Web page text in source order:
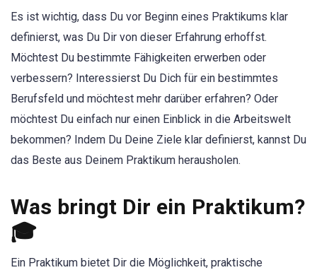
Es ist wichtig, dass Du vor Beginn eines Praktikums klar
definierst, was Du Dir von dieser Erfahrung erhoffst.
Möchtest Du bestimmte Fähigkeiten erwerben oder
verbessern? Interessierst Du Dich für ein bestimmtes
Berufsfeld und möchtest mehr darüber erfahren? Oder
möchtest Du einfach nur einen Einblick in die Arbeitswelt
bekommen? Indem Du Deine Ziele klar definierst, kannst Du
das Beste aus Deinem Praktikum herausholen.
Was bringt Dir ein Praktikum?
🎓
Ein Praktikum bietet Dir die Möglichkeit, praktische